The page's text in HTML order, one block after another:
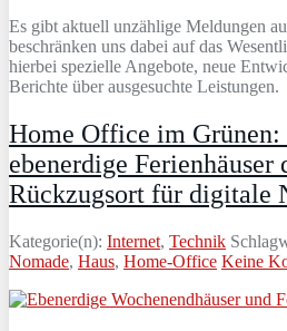
Es gibt aktuell unzählige Meldungen
beschränken uns dabei auf das
hierbei spezielle Angebote, neue
Berichte über ausgesuchte Leistungen.
Home Office im Grünen:
ebenerdige Ferienhäuser
Rückzugsort für digitale
Kategorie(n): Internet, Technik
Nomade, Haus, Home-Office Keine